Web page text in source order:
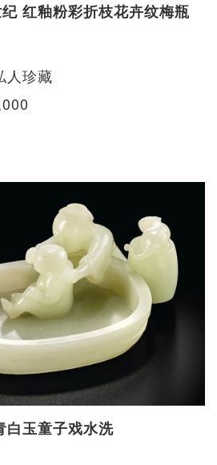
红釉粉彩折枝花卉纹梅瓶
人珍藏
玉童子戏水洗